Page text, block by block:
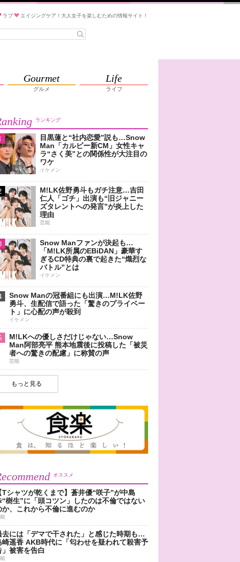
ラブ エイジングケア！大人女子を楽しむための情報サイト！
Gourmet
グルメ
Life
ライフ
ランキング
目黒蓮と“社内恋愛”説も…Snow
Man「カルビー新CM」女性キャ
ラ“さく美”との関係性が大注目の
ワケ
イケメン
M!LK佐野勇斗もガチ注意…吉田
仁人「ゴチ」出演も“旧ジャニー
ズタレントへの発言”が炎上した
理由
芸能
Snow Manファンが決起も…
「M!LK所属のEBiDAN」豪華す
ぎるCD特典の裏で起きた“熾烈な
バトル”とは
イケメン
Snow Manの冠番組にも出演…M!LK佐野
勇斗、生配信で語った「驚きのプライベー
ト」に心配の声が殺到
イケメン
M!LKへの優しさだけじゃない…Snow
Man阿部亮平 熊本地震後に投稿した「被災
者への驚きの配慮」に称賛の声
芸能
もっと見る
オススメ
Tシャツが乾くまで】蒼井優“咲子”が中島
“樹生”に「頭コツン」したのは不倫ではない
か、これから不倫に進むのか
去には「デマで干された」と感じた時期も…
崎遥香 AKB時代に「匂わせを疑われて殺害予
」被害を告白